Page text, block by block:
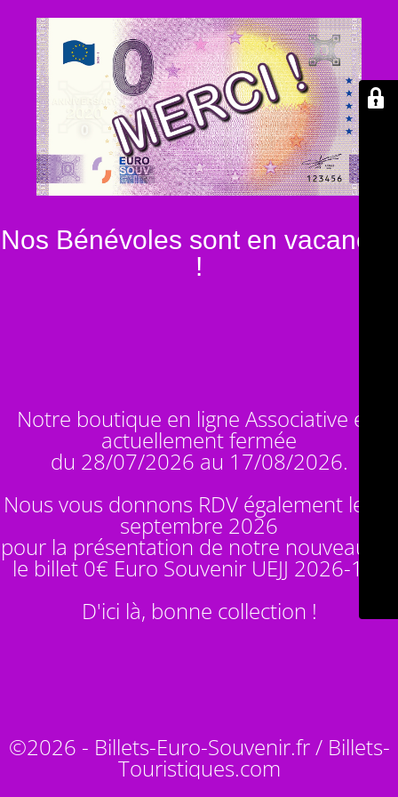
Nos Bénévoles sont en vacances
!
Notre boutique en ligne Associative est
actuellement fermée
du 28/07/2026 au 17/08/2026.
Nous vous donnons RDV également le 14
septembre 2026
pour la présentation de notre nouveauté :
le billet 0€ Euro Souvenir UEJJ 2026-10
D'ici là, bonne collection !
©2026 - Billets-Euro-Souvenir.fr / Billets-
Touristiques.com